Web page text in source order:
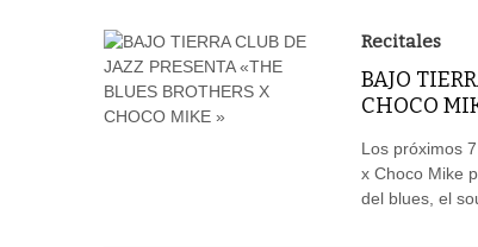
Recitales
BAJO
CHOCO
Los próximos
x Choco Mike
del blues, el